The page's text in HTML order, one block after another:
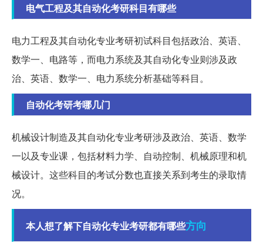
电气工程及其自动化考研科目有哪些
电力工程及其自动化专业考研初试科目包括政治、英语、
数学一、电路等，而电力系统及其自动化专业则涉及政
治、英语、数学一、电力系统分析基础等科目。
自动化考研考哪几门
机械设计制造及其自动化专业考研涉及政治、英语、数学
一以及专业课，包括材料力学、自动控制、机械原理和机
械设计。这些科目的考试分数也直接关系到考生的录取情
况。
本人想了解下自动化专业考研都有哪些方向